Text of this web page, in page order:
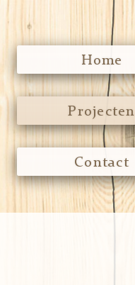
Home
Projecten
Contact